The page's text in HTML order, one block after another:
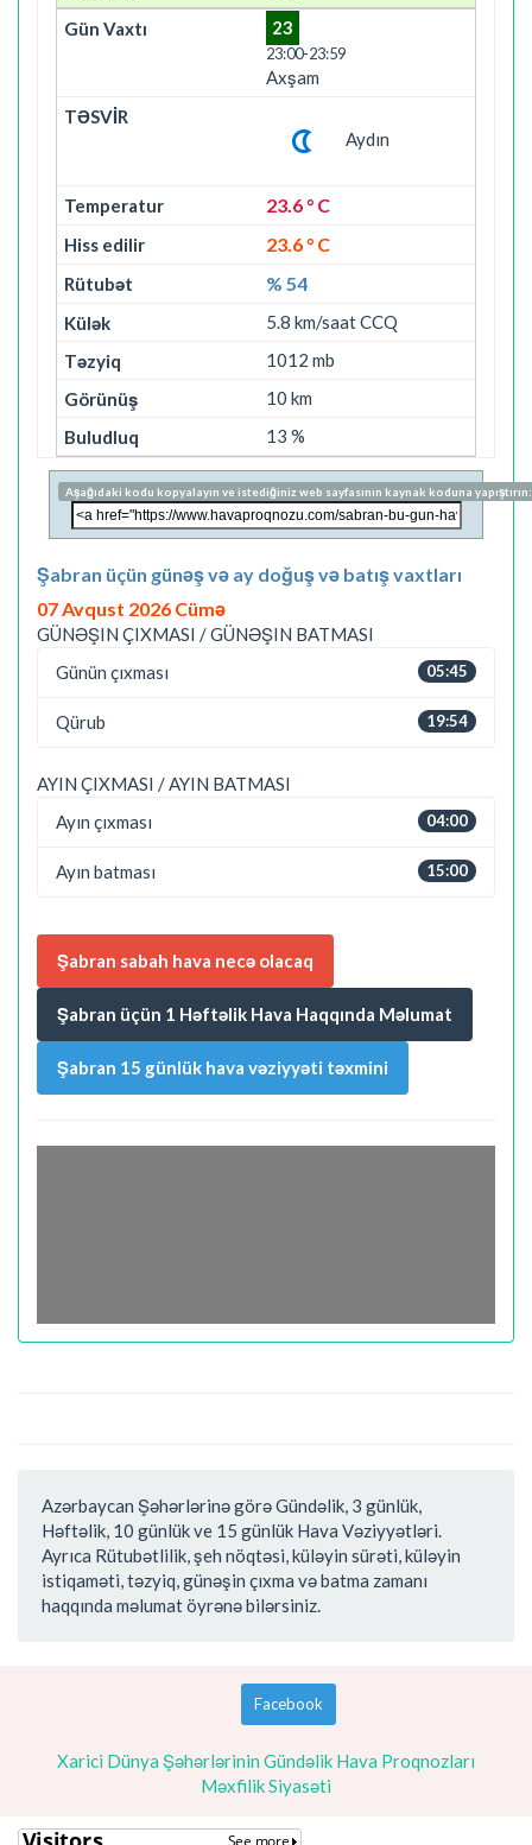
23
23:00-23:59
Axşam
Aydın
23.6 ° C
23.6 ° C
% 54
5.8 km/saat CCQ
1012 mb
10 km
13 %
Aşağıdaki kodu kopyalayın ve istediğiniz web sayfasının kaynak koduna yapıştırın:
Şabran üçün günəş və ay doğuş və batış vaxtları
07 Avqust 2026 Cümə
GÜNƏŞIN ÇIXMASI / GÜNƏŞIN BATMASI
05:45
Günün çıxması
19:54
Qürub
AYIN ÇIXMASI / AYIN BATMASI
04:00
Ayın çıxması
15:00
Ayın batması
Şabran sabah hava necə olacaq
Şabran üçün 1 Həftəlik Hava Haqqında Məlumat
Şabran 15 günlük hava vəziyyəti təxmini
Azərbaycan Şəhərlərinə görə Gündəlik, 3 günlük,
Həftəlik, 10 günlük ve 15 günlük Hava Vəziyyətləri.
Ayrıca Rütubətlilik, şeh nöqtəsi, küləyin sürəti, küləyin
istiqaməti, təzyiq, günəşin çıxma və batma zamanı
haqqında məlumat öyrənə bilərsiniz.
Facebook
Xarici Dünya Şəhərlərinin Gündəlik Hava Proqnozları
Məxfilik Siyasəti